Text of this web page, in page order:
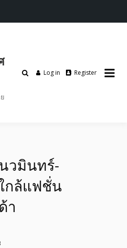
Log in Register
วมินทร์-
กล้แฟชั่น
า